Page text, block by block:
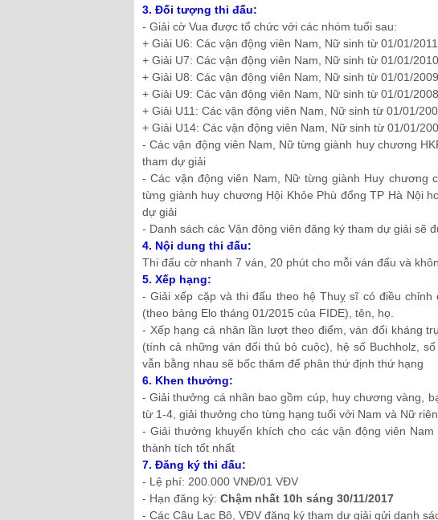
3. Đối tượng thi đấu:
- Giải cờ Vua được tổ chức với các nhóm tuổi sau:
+ Giải U6: Các vận động viên Nam, Nữ sinh từ 01/01/
+ Giải U7: Các vận động viên Nam, Nữ sinh từ 01/01/
+ Giải U8: Các vận động viên Nam, Nữ sinh từ 01/01/
+ Giải U9: Các vận động viên Nam, Nữ sinh từ 01/01/
+ Giải U11: Các vận động viên Nam, Nữ sinh từ 01/01/
+ Giải U14: Các vận động viên Nam, Nữ sinh từ 01/01/
- Các vận động viên Nam, Nữ từng giành huy chương
tham dự giải
- Các vận động viên Nam, Nữ từng giành Huy chương
từng giành huy chương Hội Khỏe Phù đổng TP Hà Nội
dự giải
- Danh sách các Vận động viên đăng ký tham dự giải sẽ
4. Nội dung thi đấu:
Thi đấu cờ nhanh 7 ván, 20 phút cho mỗi ván đấu và
5. Xếp hạng:
- Giải xếp cặp và thi đấu theo hệ Thuỵ sĩ có điều
(theo bảng Elo tháng 01/2015 của FIDE), tên, họ.
- Xếp hạng cá nhân lần lượt theo điểm, ván đối kháng
(tính cả những ván đối thủ bỏ cuộc), hệ số Buchholz,
vẫn bằng nhau sẽ bốc thăm để phân thứ định thứ hạng
6. Khen thưởng:
- Giải thưởng cá nhân bao gồm cúp, huy chương vàng,
từ 1-4, giải thưởng cho từng hạng tuổi với Nam và Nữ
- Giải thưởng khuyến khích cho các vận động viên
thành tích tốt nhất
7. Đăng ký thi đấu:
- Lệ phí: 200.000 VNĐ/01 VĐV
- Hạn đăng ký: Chậm nhất 10h sáng 30/11/2017
- Các Câu Lạc Bộ, VĐV đăng ký tham dự giải gửi danh